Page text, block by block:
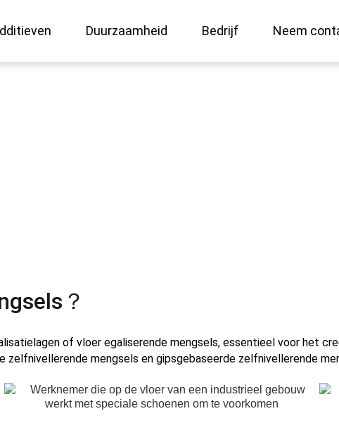
Duurzaamheid Bedrijf Neem
？
of vloer egaliserende mengsels, essentieel voor het
mengsels en gipsgebaseerde zelfnivellerende